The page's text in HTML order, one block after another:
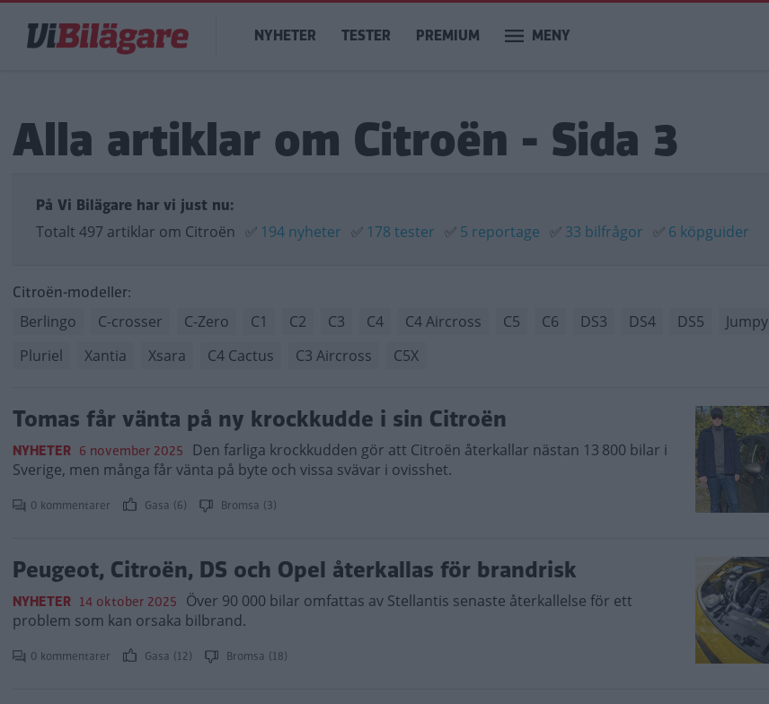
huvudinnehåll
Main
navigation
NYHETER TESTER PREMIUM MENY
Alla artiklar om Citroën - Sida 3
På Vi Bilägare har vi just nu:
Totalt 497 artiklar om Citroën ✅ 194 nyheter ✅ 178 tester ✅ 5 reportage ✅ 33 bilfrågor ✅ 6 köpguider
Citroën-modeller:
Berlingo C-crosser C-Zero C1 C2 C3 C4 C4 Aircross C5 C6 DS3 DS4 DS5 Jumpy
Pluriel
Xantia Xsara C4 Cactus C3 Aircross C5X
Tomas får vänta på ny krockkudde i sin Citroën
NYHETER 6 november 2025 Den farliga krockkudden gör att Citroën återkallar nästan 13 800 bilar i
Sverige, men många får vänta på byte och vissa svävar i ovisshet.
0 kommentarer Gasa (6) Bromsa (3)
Peugeot, Citroën, DS och Opel återkallas för brandrisk
NYHETER 14 oktober 2025 Över 90 000 bilar omfattas av Stellantis senaste återkallelse för ett
problem som kan orsaka bilbrand.
0 kommentarer Gasa (12) Bromsa (18)